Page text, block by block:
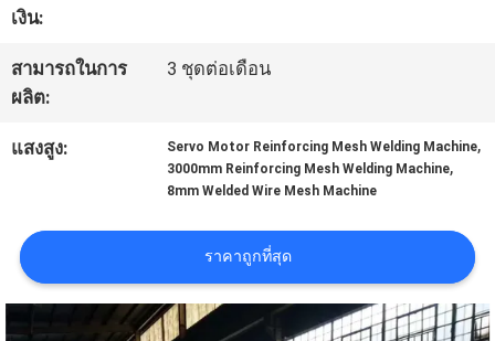
โรงงาน
ควบคุม
คุณภาพ
ติดต่อ
เรา
เงิน:
สามารถในการ
ผลิต:
3 ชุดต่อเดือน
แสงสูง: Servo Motor Reinforcing Mesh Welding Machine,
3000mm Reinforcing Mesh Welding Machine,
8mm Welded Wire Mesh Machine
ราคาถูกที่สุด